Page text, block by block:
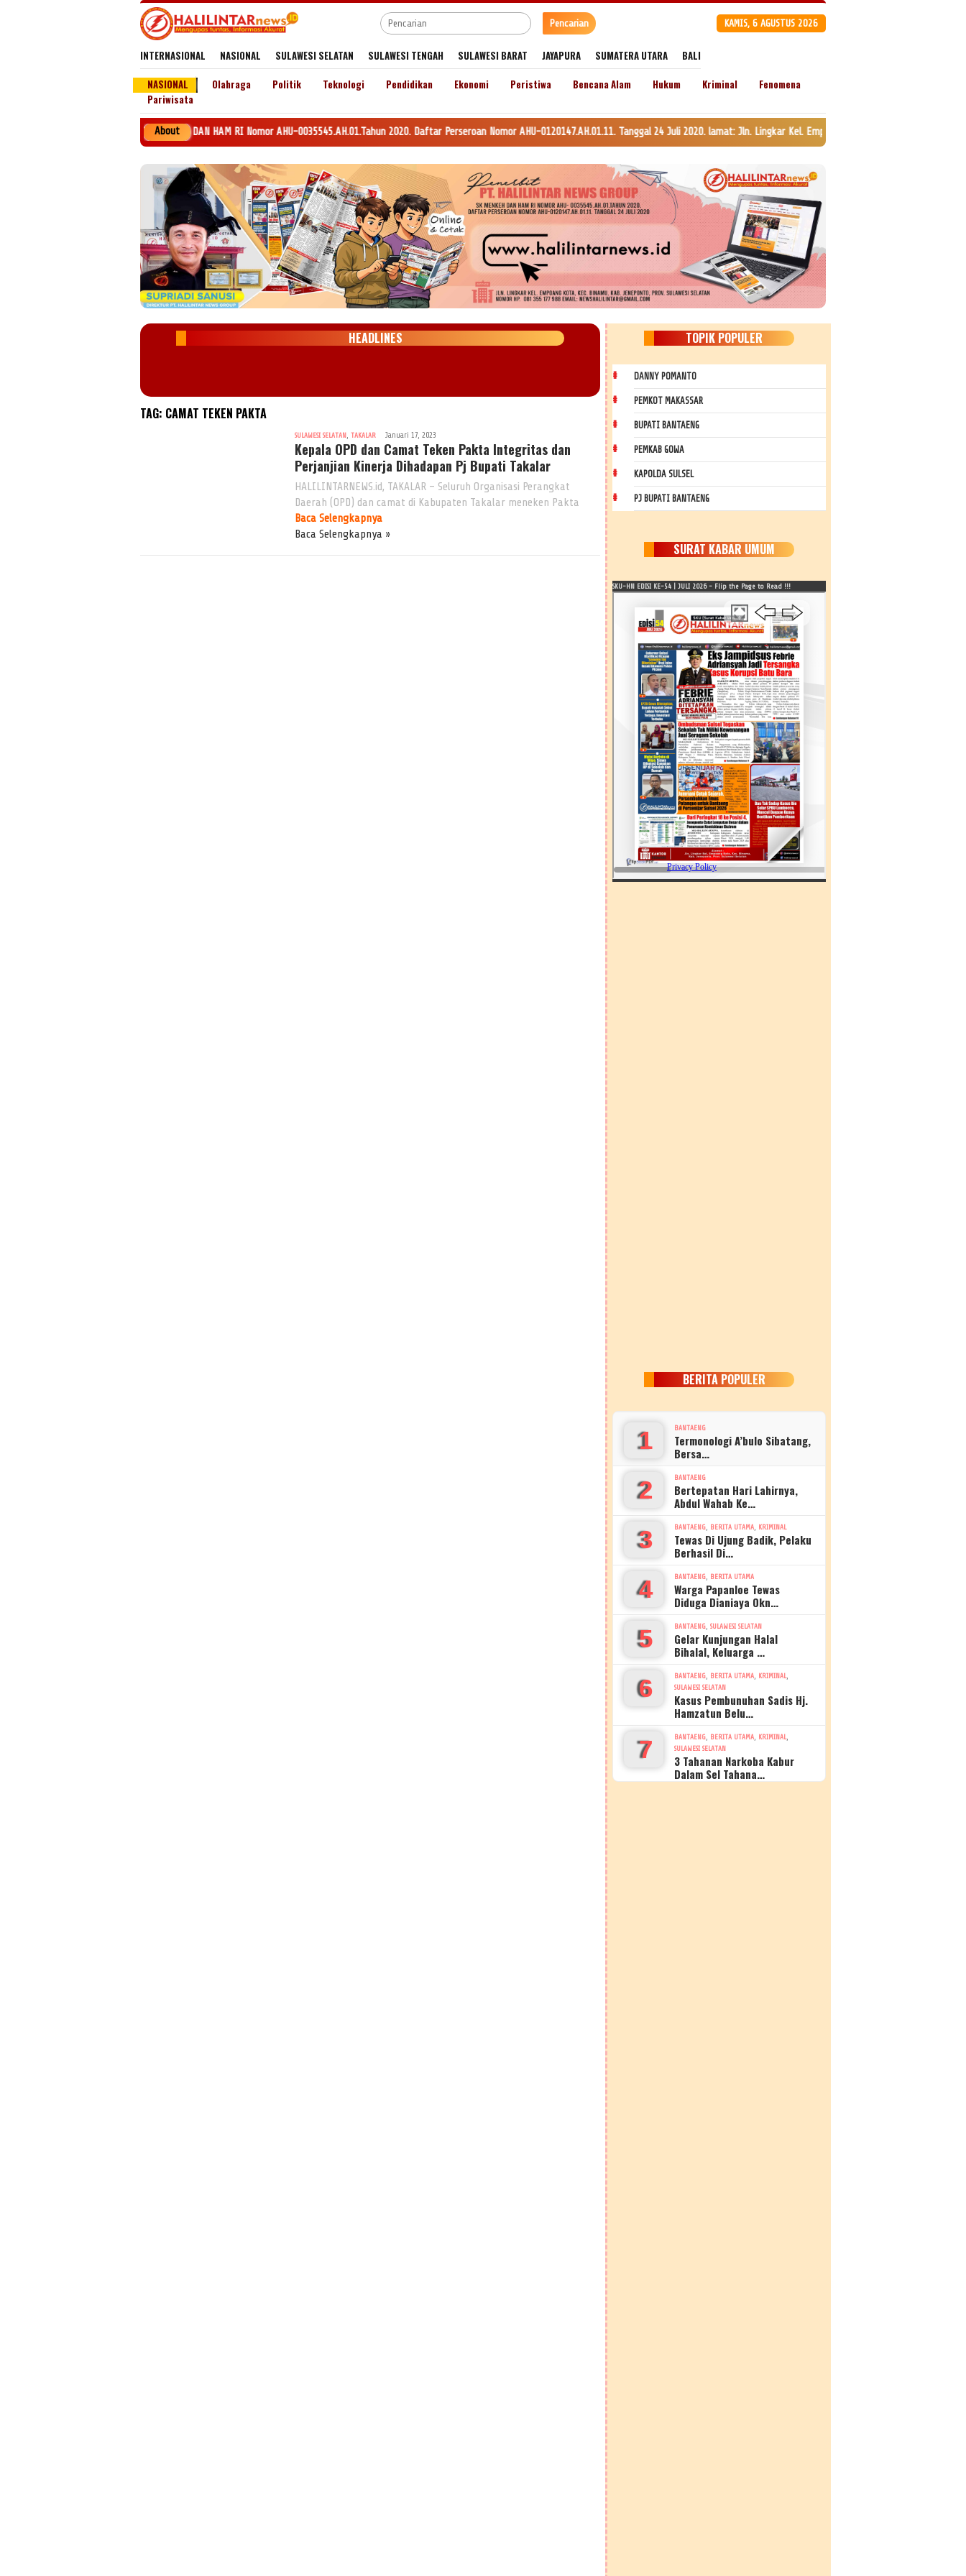
Pencarian KAMIS, 6 AGUSTUS 2026
INTERNASIONAL NASIONAL SULAWESI SELATAN SULAWESI TENGAH SULAWESI BARAT JAYAPURA SUMATERA UTARA
BALI
NASIONAL
Olahraga Politik Teknologi Pendidikan Ekonomi Peristiwa Bencana Alam Hukum Kriminal
Fenomena
Pariwisata
About
NEWS GROUP SK MENKEH DAN HAM RI Nomor AHU-0035545.AH.01.Tahun 2020. Daftar Perseroan Nomor AHU-0120147.AH.01.11. Tanggal 24 Juli 2020. lamat: Jln. Lingkar Kel. Empoang Kota, Kec. Binamu, Kab. Jeneponto,
HEADLINES
TAG: CAMAT TEKEN PAKTA
SULAWESI SELATAN, TAKALAR Januari 17, 2023
Kepala OPD dan Camat Teken Pakta Integritas dan
Perjanjian Kinerja Dihadapan Pj Bupati Takalar
HALILINTARNEWS.id, TAKALAR – Seluruh Organisasi Perangkat
Daerah (OPD) dan camat di Kabupaten Takalar meneken Pakta
Baca Selengkapnya
Baca Selengkapnya »
TOPIK POPULER
DANNY POMANTO
PEMKOT MAKASSAR
BUPATI BANTAENG
PEMKAB GOWA
KAPOLDA SULSEL
PJ BUPATI BANTAENG
SURAT KABAR UMUM
SKU-HN EDISI KE-54 | JULI 2026 - Flip the Page to Read !!!
BERITA POPULER
1 BANTAENG
Termonologi A’bulo Sibatang,
Bersa…
2 BANTAENG
Bertepatan Hari Lahirnya,
Abdul Wahab Ke…
3 BANTAENG, BERITA UTAMA, KRIMINAL
Tewas Di Ujung Badik, Pelaku
Berhasil Di…
4 BANTAENG, BERITA UTAMA
Warga Papanloe Tewas
Diduga Dianiaya Okn…
5 BANTAENG,SULAWESI SELATAN
Gelar Kunjungan Halal
Bihalal, Keluarga …
6 BANTAENG, BERITA UTAMA, KRIMINAL,
SULAWESI SELATAN
Kasus Pembunuhan Sadis Hj.
Hamzatun Belu…
7 BANTAENG, BERITA UTAMA, KRIMINAL,
SULAWESI SELATAN
3 Tahanan Narkoba Kabur
Dalam Sel Tahana…